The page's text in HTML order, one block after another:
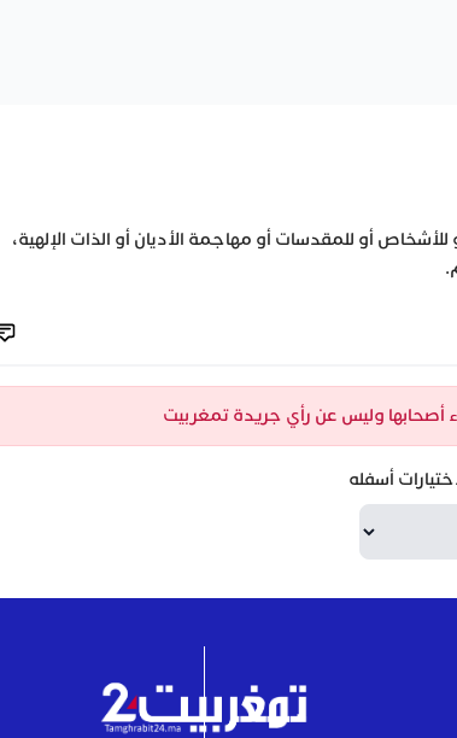
للأشخاص أو للمقدسات أو مهاجمة الأديان أو الذات الإلهية،
أصحابها وليس عن رأي جريدة تمغربيت
أسفله